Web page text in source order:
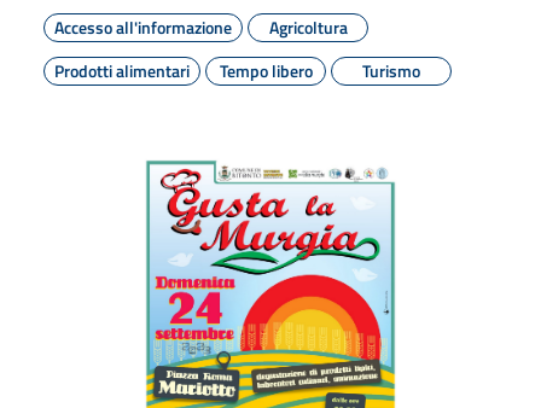
Accesso all'informazione
Agricoltura
Prodotti alimentari
Tempo libero Turismo